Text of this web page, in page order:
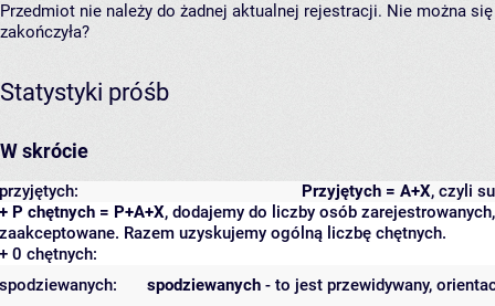
Przedmiot nie należy do żadnej aktualnej rejestracji. Nie można
zakończyła?
Statystyki próśb
W skrócie
Przyjętych = A+X, czyli
przyjętych:
+ P chętnych = P+A+X, dodajemy do liczby osób
zaakceptowane. Razem uzyskujemy ogólną liczbę chętnych.
+ 0 chętnych:
spodziewanych - to jest przewidywany,
spodziewanych: